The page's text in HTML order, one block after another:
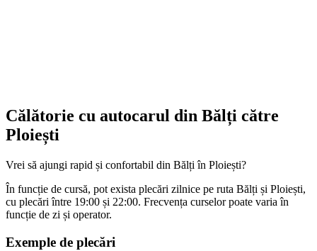
Călătorie cu autocarul din Bălți către
Ploiești
Vrei să ajungi rapid și confortabil din Bălți în Ploiești?
În funcție de cursă, pot exista plecări zilnice pe ruta Bălți și Ploiești,
cu plecări între 19:00 și 22:00. Frecvența curselor poate varia în
funcție de zi și operator.
Exemple de plecări